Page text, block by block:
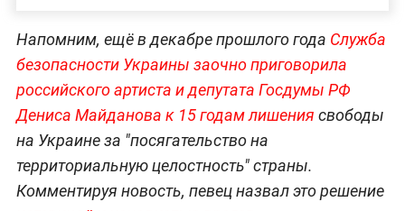
Напомним, ещё в декабре прошлого года Служба
безопасности Украины заочно приговорила
российского артиста и депутата Госдумы РФ
Дениса Майданова к 15 годам лишения свободы
на Украине за "посягательство на
территориальную целостность" страны.
Комментируя новость, певец назвал это решение